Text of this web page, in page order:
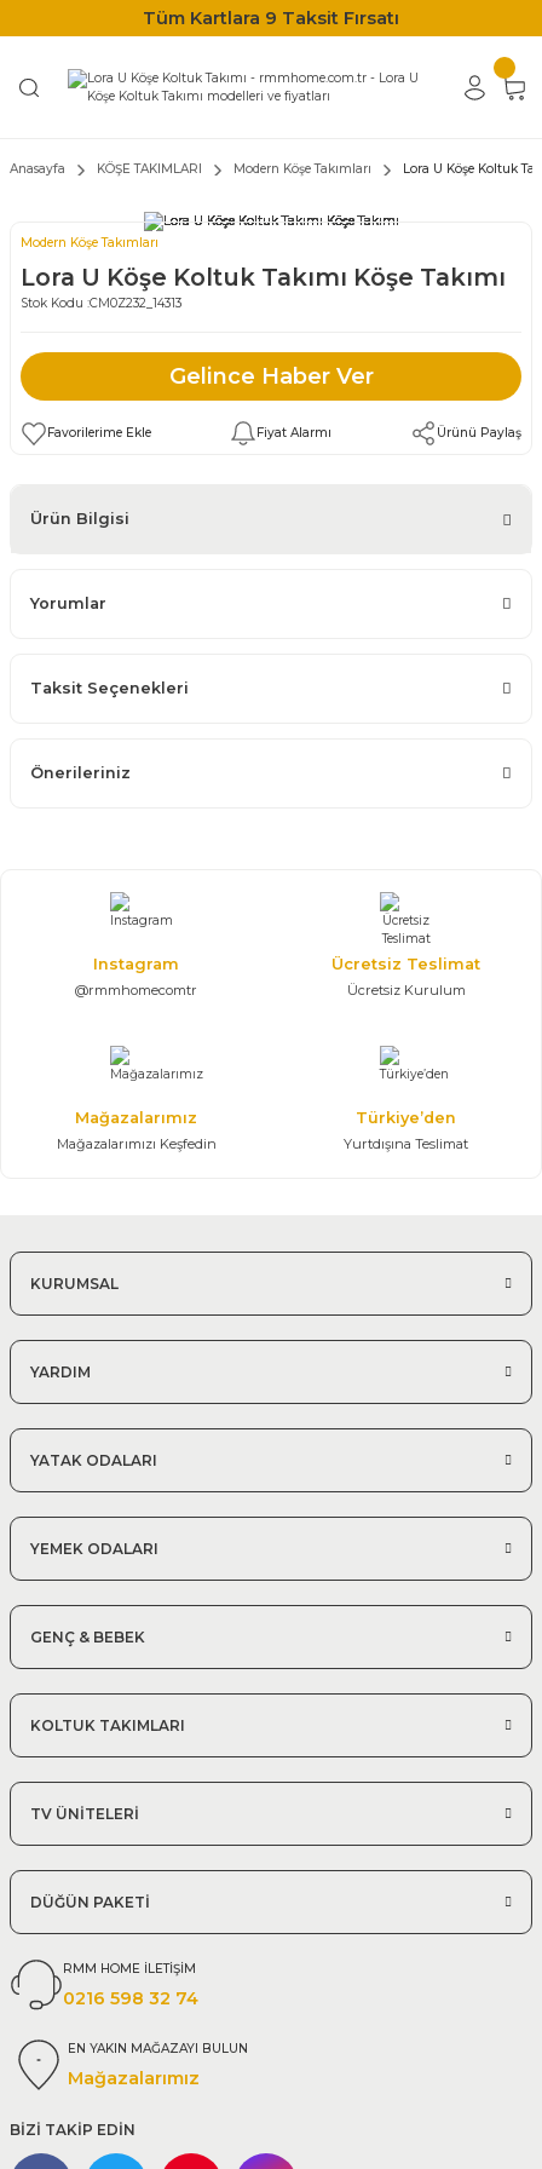
Tüm Kartlara 9 Taksit Fırsatı
Anasayfa KÖŞE TAKIMLARI Modern Köşe Takımları Lora U Köşe Koltuk
Modern Köşe Takımları
Lora U Köşe Koltuk Takımı Köşe Takımı
Stok Kodu :CM0Z232_14313
Gelince Haber Ver
Fiyat Alarmı Ürünü Paylaş
Ürün Bilgisi
Yorumlar
Taksit Seçenekleri
Önerileriniz
Instagram
@rmmhomecomtr
Ücretsiz Teslimat
Ücretsiz Kurulum
Mağazalarımız
Mağazalarımızı Keşfedin
Türkiye’den
Yurtdışına Teslimat
KURUMSAL
YARDIM
YATAK ODALARI
YEMEK ODALARI
GENÇ & BEBEK
KOLTUK TAKIMLARI
TV ÜNİTELERİ
DÜĞÜN PAKETİ
RMM HOME İLETİŞİM
0216 598 32 74
EN YAKIN MAĞAZAYI BULUN
Mağazalarımız
BİZİ TAKİP EDİN